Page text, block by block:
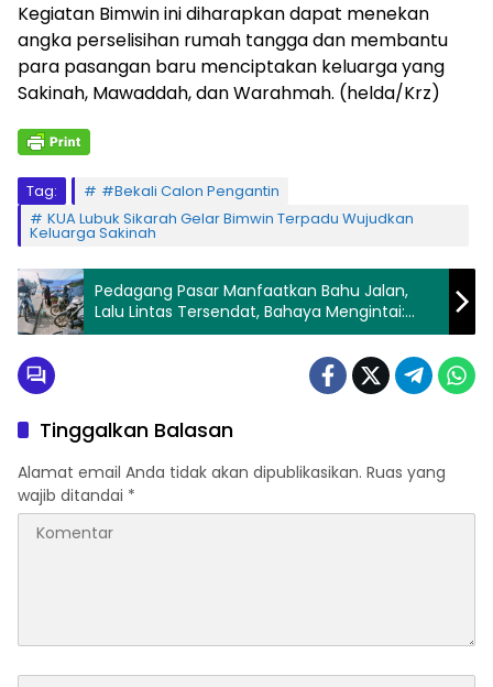
Kegiatan Bimwin ini diharapkan dapat menekan
angka perselisihan rumah tangga dan membantu
para pasangan baru menciptakan keluarga yang
Sakinah, Mawaddah, dan Warahmah. (helda/Krz)
Tag:
#Bekali Calon Pengantin
KUA Lubuk Sikarah Gelar Bimwin Terpadu Wujudkan
Keluarga Sakinah
Pedagang Pasar Manfaatkan Bahu Jalan,
Lalu Lintas Tersendat, Bahaya Mengintai:
PPWI Angkat Bicara!
Tinggalkan Balasan
Alamat email Anda tidak akan dipublikasikan. Ruas yang
wajib ditandai *